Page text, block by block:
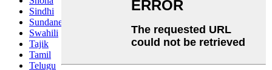
Sindhi
Sundanese
Swahili
Tajik
Tamil
Telugu